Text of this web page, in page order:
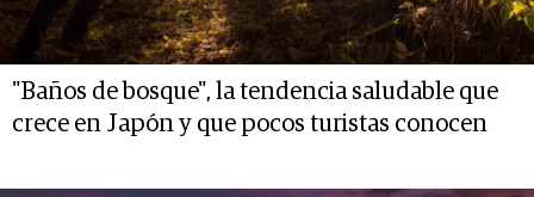
"Baños de bosque", la tendencia saludable que
crece en Japón y que pocos turistas conocen